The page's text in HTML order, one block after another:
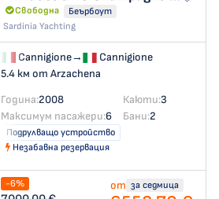
Свободна
Беърбоут
Sardinia Yachting
Cannigione→
Cannigione
5.4 км от Arzachena
Година:2008 Каюти:3
Максимум пасажери:6 Бани:2
Подрулващо устройство
Незабавна резервация
-6% от за седмица